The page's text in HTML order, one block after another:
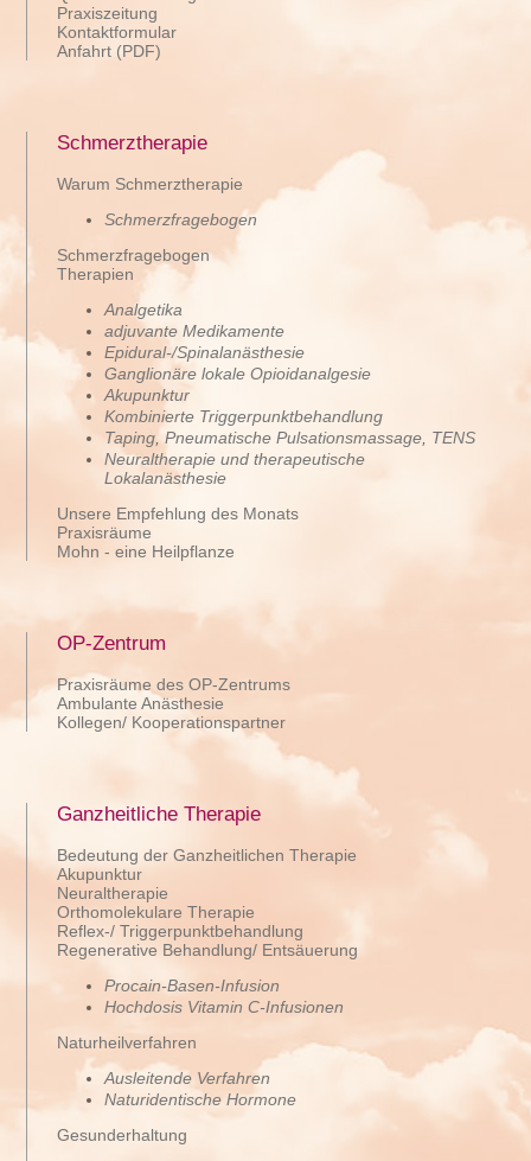
Praxiszeitung
Kontaktformular
Anfahrt (PDF)
Schmerztherapie
Warum Schmerztherapie
Schmerzfragebogen
Schmerzfragebogen
Therapien
Analgetika
adjuvante Medikamente
Epidural-/Spinalanästhesie
Ganglionäre lokale Opioidanalgesie
Akupunktur
Kombinierte Triggerpunktbehandlung
Taping,Pneumatische Pulsationsmassage, TENS
Neuraltherapie und therapeutische
Lokalanästhesie
Unsere Empfehlung des Monats
Praxisräume
Mohn - eine Heilpflanze
OP-Zentrum
Praxisräume des OP-Zentrums
Ambulante Anästhesie
Kollegen/ Kooperationspartner
Ganzheitliche Therapie
Bedeutung der Ganzheitlichen Therapie
Akupunktur
Neuraltherapie
Orthomolekulare Therapie
Reflex-/ Triggerpunktbehandlung
Regenerative Behandlung/ Entsäuerung
Procain-Basen-Infusion
Hochdosis Vitamin C-Infusionen
Naturheilverfahren
Ausleitende Verfahren
Naturidentische Hormone
Gesunderhaltung